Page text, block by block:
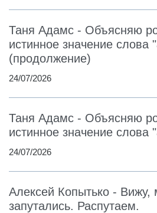
Таня Адамс - Объясняю
истинное значение слова
(продолжение)
24/07/2026
Таня Адамс - Объясняю
истинное значение слова
24/07/2026
Алексей Копытько - Вижу,
запутались. Распутаем.